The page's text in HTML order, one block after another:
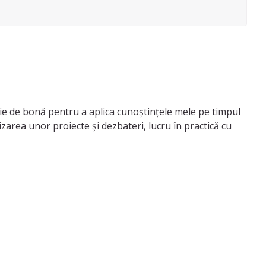
de bonă pentru a aplica cunoștințele mele pe timpul
unor proiecte și dezbateri, lucru în practică cu
lucrez ca si consilier cu copii. Am urmat și un modul
sedințe de consiliere unde am dezvoltat activități